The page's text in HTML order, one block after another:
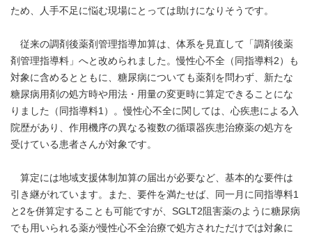
ため、人手不足に悩む現場にとっては助けになりそうです。
従来の調剤後薬剤管理指導加算は、体系を見直して「調剤後薬
剤管理指導料」へと改められました。慢性心不全（同指導料2）も
対象に含めるとともに、糖尿病についても薬剤を問わず、新たな
糖尿病用剤の処方時や用法・用量の変更時に算定できることにな
りました（同指導料1）。慢性心不全に関しては、心疾患による入
院歴があり、作用機序の異なる複数の循環器疾患治療薬の処方を
受けている患者さんが対象です。
算定には地域支援体制加算の届出が必要など、基本的な要件は
引き継がれています。また、要件を満たせば、同一月に同指導料1
と2を併算定することも可能ですが、SGLT2阻害薬のように糖尿病
でも用いられる薬が慢性心不全治療で処方されただけでは対象に